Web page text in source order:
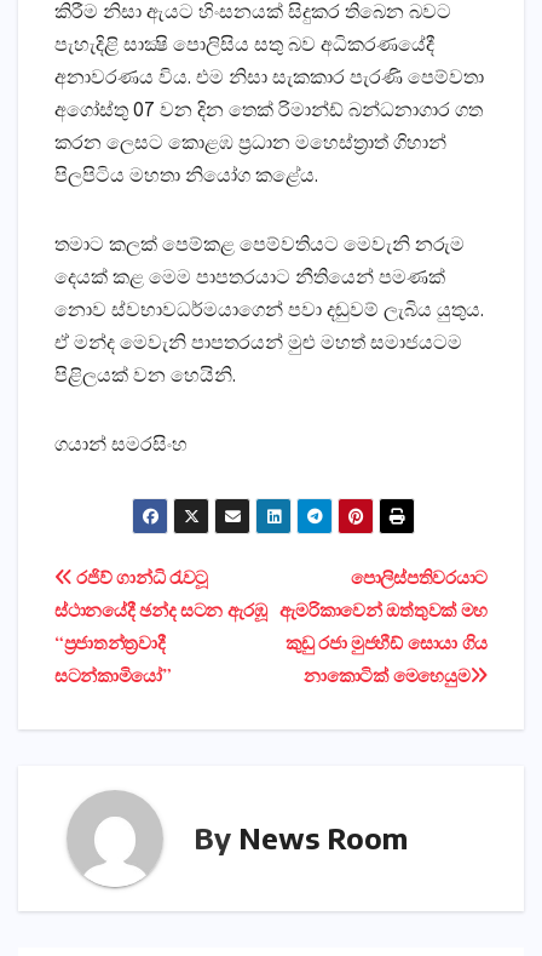
කිරීම නිසා ඇයට හිංසනයක්‌ සිදුකර තිබෙන බවට
පැහැදිළි සාක්‍ෂි පොලිසිය සතු බව අධිකරණයේදී
අනාවරණය විය. එම නිසා සැකකාර පැරණි පෙම්වතා
අගෝස්‌තු 07 වන දින තෙක්‌ රිමාන්ඩ් බන්ධනාගාර ගත
කරන ලෙසට කොළඹ ප්‍රධාන මහෙස්‌ත්‍රාත් ගිහාන්
පිලපිටිය මහතා නියෝග කළේය.
තමාට කලක්‌ පෙම්කළ පෙම්වතියට මෙවැනි නරුම
දෙයක්‌ කළ මෙම පාපතරයාට නීතියෙන් පමණක්‌
නොව ස්‌වභාවධර්මයාගෙන් පවා දඬුවම් ලැබිය යුතුය.
ඒ මන්ද මෙවැනි පාපතරයන් මුළු මහත් සමාජයටම
පිළිලයක්‌ වන හෙයිනි.
ගයාන් සමරසිංහ
Post
navigation
පොලිස්‌පතිවරයාට
ඇමරිකාවෙන් ඔත්තුවක්‌ මහ
කුඩු රජා මුජහීඩ් සොයා ගිය
නාකොටික්‌ මෙහෙයුම
රජිව් ගාන්ධි රැවටූ
ස්‌ථානයේදී ඡන්ද සටන ඇරඹූ
“ප්‍රජාතන්ත්‍රවාදී
සටන්කාමියෝ”
By News Room